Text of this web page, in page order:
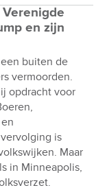
en zijn
buiten de
vermoorden.
opdracht voor
is
Maar
in Minneapolis,